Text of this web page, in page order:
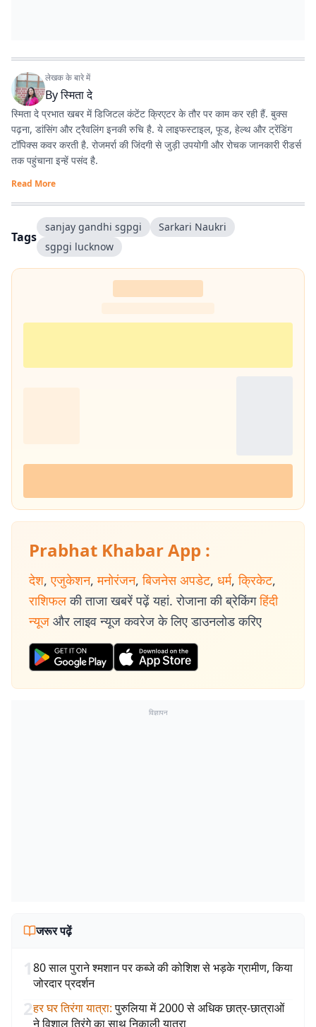
लेखक के बारे में
Byस्मिता दे
स्मिता दे प्रभात खबर में डिजिटल कंटेंट क्रिएटर के तौर पर काम कर रही हैं. बुक्स
पढ़ना, डांसिंग और ट्रैवलिंग इनकी रुचि है. ये लाइफस्टाइल, फूड, हेल्थ और ट्रेंडिंग
टॉपिक्स कवर करती है. रोजमर्रा की जिंदगी से जुड़ी उपयोगी और रोचक जानकारी रीडर्स
तक पहुंचाना इन्हें पसंद है.
Read More
Tags
sanjay gandhi sgpgi
Sarkari Naukri
sgpgi lucknow
Prabhat Khabar App :
देश, एजुकेशन, मनोरंजन, बिजनेस अपडेट, धर्म, क्रिकेट,
राशिफल की ताजा खबरें पढ़ें यहां. रोजाना की ब्रेकिंग हिंदी
न्यूज और लाइव न्यूज कवरेज के लिए डाउनलोड करिए
विज्ञापन
जरूर पढ़ें
180 साल पुराने श्मशान पर कब्जे की कोशिश से भड़के ग्रामीण, किया
जोरदार प्रदर्शन
2हर घर तिरंगा यात्रा: पुरुलिया में 2000 से अधिक छात्र-छात्राओं
ने विशाल तिरंगे का साथ निकाली यात्रा